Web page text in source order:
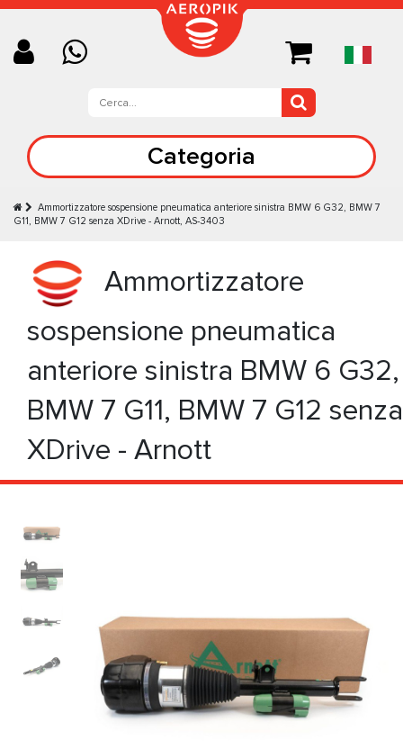
Categoria
Ammortizzatore sospensione pneumatica anteriore sinistra BMW 6 G32, BMW 7
G11, BMW 7 G12 senza XDrive - Arnott, AS-3403
Ammortizzatore
sospensione pneumatica
anteriore sinistra BMW 6 G32,
BMW 7 G11, BMW 7 G12 senza
XDrive - Arnott